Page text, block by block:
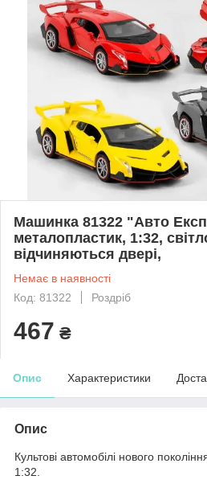
Машинка 81322 "Авто
металопластик, 1:32,
відчиняються двері,
Немає в наявності
Код: 81322
Роздріб
467 ₴
Опис Характеристики
Опис
Культові автомобілі нового
1:32.